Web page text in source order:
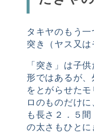
タキヤのもう
突き（ヤス又は
「突き」は子
形ではあるが
をとがらせた
ロのものだけ
も長さ２．５
の太さもひとに